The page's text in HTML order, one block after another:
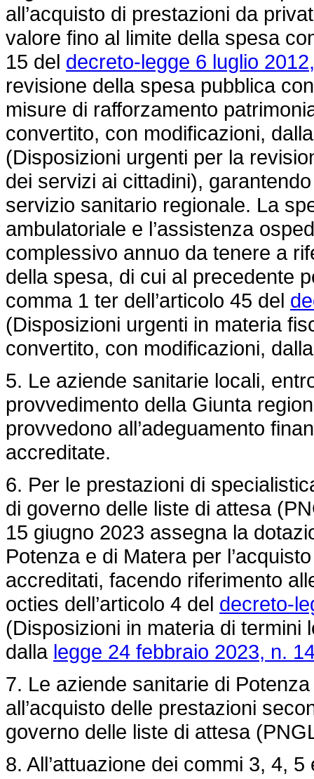
all’acquisto di prestazioni da
valore fino al limite della spesa
15 del decreto-legge 6 luglio
revisione della spesa pubblica
misure di rafforzamento
convertito, con modificazioni,
(Disposizioni urgenti per la
dei servizi ai cittadini),
servizio sanitario regionale. La
ambulatoriale e l’assistenza
complessivo annuo da tenere a
della spesa, di cui al precedente
comma 1 ter dell’articolo 45 del
(Disposizioni urgenti in materia
convertito, con modificazioni,
5. Le aziende sanitarie locali,
provvedimento della Giunta
provvedono all’adeguamento
accreditate.
6. Per le prestazioni di
di governo delle liste di attesa
15 giugno 2023 assegna la
Potenza e di Matera per
accreditati, facendo riferimento
octies dell’articolo 4 del decreto-
(Disposizioni in materia di termini
dalla legge 24 febbraio 2023, n.
7. Le aziende sanitarie di
all’acquisto delle prestazioni
governo delle liste di attesa
8. All’attuazione dei commi 3, 4,